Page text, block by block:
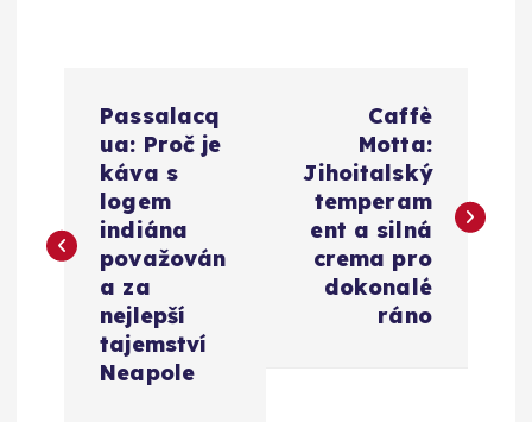
i
Passalacq
ua: Proč je
káva s
logem
indiána
považován
a za
nejlepší
tajemství
Neapole
Caffè
Motta:
Jihoitalský
temperam
ent a silná
crema pro
dokonalé
ráno